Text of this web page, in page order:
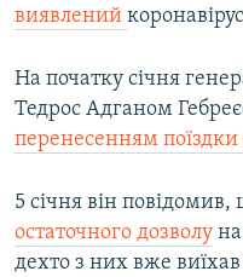
виявлений
На початку січня
Тедрос Адганом
перенесенням поїздки
5 січня він повідомив,
остаточного дозволу
дехто з них вже виїхав